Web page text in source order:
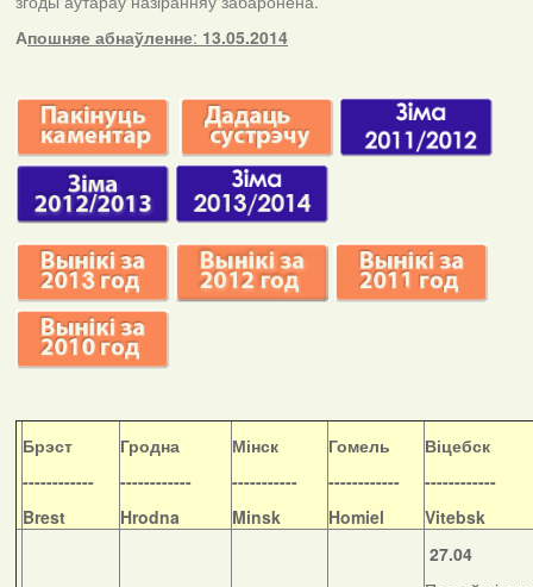
Апошняе абнаўленне: 13.05.2014
Брэст
------------
Brest
Гродна
------------
Hrodna
Мінск
-----------
Minsk
Гомель
------------
Homiel
Віцебск
------------
Vitebsk
27.04